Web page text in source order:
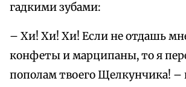
гадкими зубами:
– Хи! Хи! Хи! Если не отдашь
конфеты и марципаны, то я
пополам твоего Щелкунчика! –